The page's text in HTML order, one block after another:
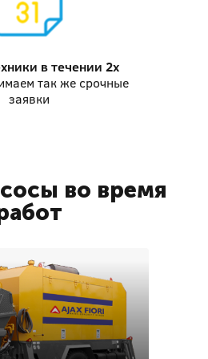
в течении 2х
так же срочные
заявки
во время